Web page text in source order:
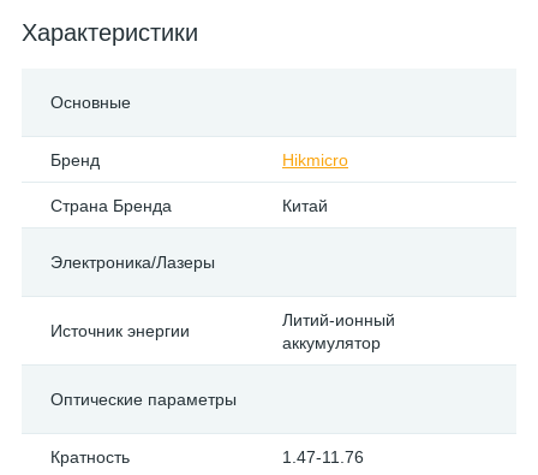
Характеристики
Основные
Бренд Hikmicro
Страна Бренда Китай
Электроника/Лазеры
Источник энергии
Литий-ионный
аккумулятор
Оптические параметры
Кратность 1.47-11.76